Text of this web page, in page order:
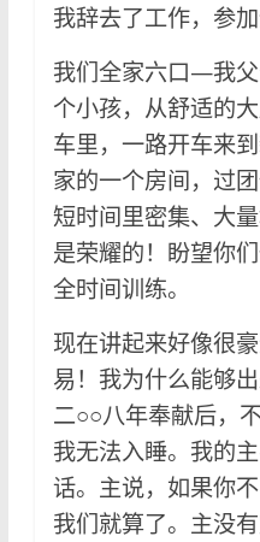
我辞去了工作，参
我们全家六口—我
个小孩，从舒适的
车里，一路开车来
家的一个房间，过
短时间里密集、大
是荣耀的！盼望你
全时间训练。
现在讲起来好像很
易！我为什么能够
二○○八年奉献后，
我无法入睡。我的
话。主说，如果你
我们就算了。主没